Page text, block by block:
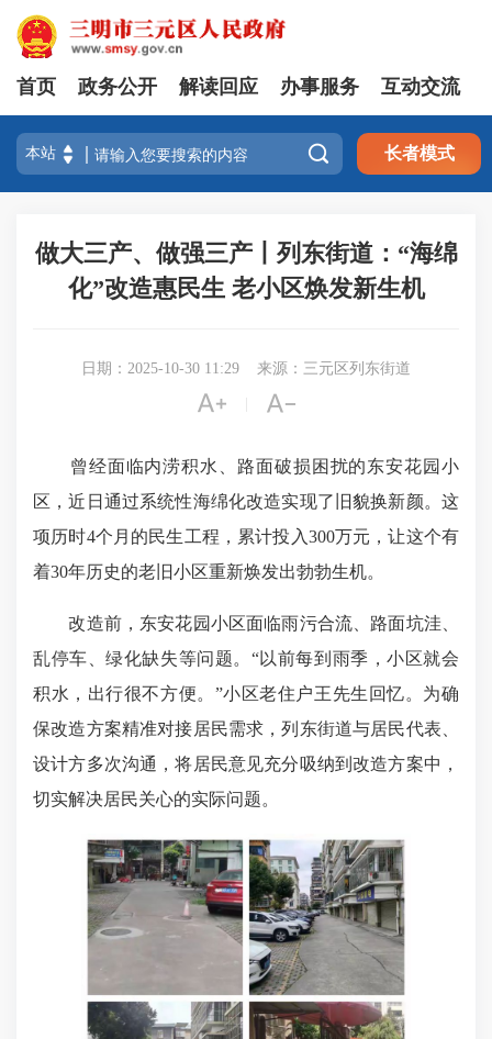
首页 政务公开 解读回应 办事服务 互动交流
 长者模式
做大三产、做强三产丨列东街道：“海绵
化”改造惠民生 老小区焕发新生机
日期：2025-10-30 11:29 来源：三元区列东街道
 
曾经面临内涝积水、路面破损困扰的东安花园小
区，近日通过系统性海绵化改造实现了旧貌换新颜。这
项历时4个月的民生工程，累计投入300万元，让这个有
着30年历史的老旧小区重新焕发出勃勃生机。
改造前，东安花园小区面临雨污合流、路面坑洼、
乱停车、绿化缺失等问题。“以前每到雨季，小区就会
积水，出行很不方便。”小区老住户王先生回忆。为确
保改造方案精准对接居民需求，列东街道与居民代表、
设计方多次沟通，将居民意见充分吸纳到改造方案中，
切实解决居民关心的实际问题。